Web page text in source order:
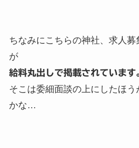
ちなみにこちらの神社、求人
が
給料丸出しで掲載されています
そこは委細面談の上にしたほ
かな…